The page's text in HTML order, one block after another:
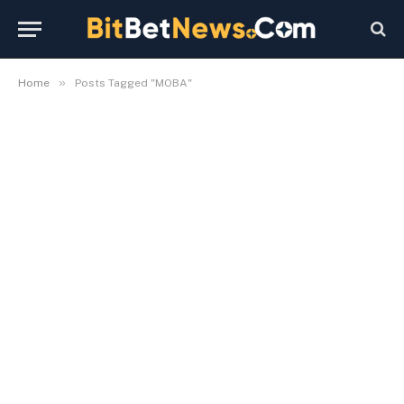
Home » Posts Tagged "MOBA"